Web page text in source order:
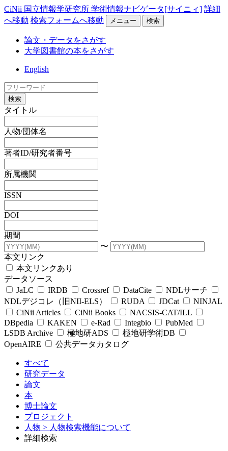
CiNii 国立情報学研究所 学術情報ナビゲータ[サイニィ] 詳細
へ移動 検索フォームへ移動 メニュー 検索
論文・データをさがす
大学図書館の本をさがす
English
検索
タイトル
人物/団体名
著者ID/研究者番号
所属機関
ISSN
DOI
期間
〜
本文リンク
本文リンクあり
データソース
JaLC
IRDB Crossref DataCite
NDLサーチ
NDLデジコレ（旧NII-ELS）
RUDA JDCat
NINJAL
CiNii Articles
CiNii Books
NACSIS-CAT/ILL
DBpedia
KAKEN e-Rad Integbio
PubMed
LSDB Archive
極地研ADS
極地研学術DB
OpenAIRE
公共データカタログ
すべて
研究データ
論文
本
博士論文
プロジェクト
人物 > 人物検索機能について
詳細検索